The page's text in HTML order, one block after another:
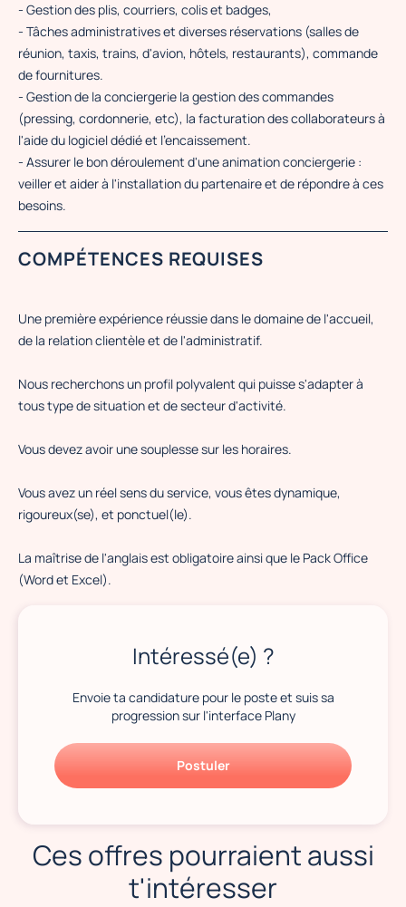
- Gestion des plis, courriers, colis et badges,
- Tâches administratives et diverses réservations (salles de
réunion, taxis, trains, d'avion, hôtels, restaurants), commande
de fournitures.
- Gestion de la conciergerie la gestion des commandes
(pressing, cordonnerie, etc), la facturation des collaborateurs à
l'aide du logiciel dédié et l'encaissement.
- Assurer le bon déroulement d'une animation conciergerie :
veiller et aider à l'installation du partenaire et de répondre à ces
besoins.
COMPÉTENCES REQUISES
Une première expérience réussie dans le domaine de l'accueil,
de la relation clientèle et de l'administratif.
Nous recherchons un profil polyvalent qui puisse s'adapter à
tous type de situation et de secteur d'activité.
Vous devez avoir une souplesse sur les horaires.
Vous avez un réel sens du service, vous êtes dynamique,
rigoureux(se), et ponctuel(le).
La maîtrise de l'anglais est obligatoire ainsi que le Pack Office
(Word et Excel).
Intéressé(e) ?
Envoie ta candidature pour le poste et suis sa
progression sur l'interface Plany
Postuler
Ces offres pourraient aussi
t'intéresser